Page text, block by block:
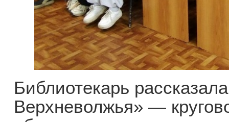
Библиотекарь
Верхневолжья» —